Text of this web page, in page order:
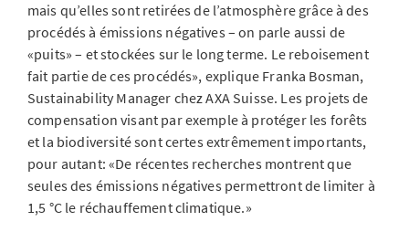
mais qu’elles sont retirées de l’atmosphère grâce à des
procédés à émissions négatives – on parle aussi de
«puits» – et stockées sur le long terme. Le reboisement
fait partie de ces procédés», explique Franka Bosman,
Sustainability Manager chez AXA Suisse. Les projets de
compensation visant par exemple à protéger les forêts
et la biodiversité sont certes extrêmement importants,
pour autant: «De récentes recherches montrent que
seules des émissions négatives permettront de limiter à
1,5 °C le réchauffement climatique.»